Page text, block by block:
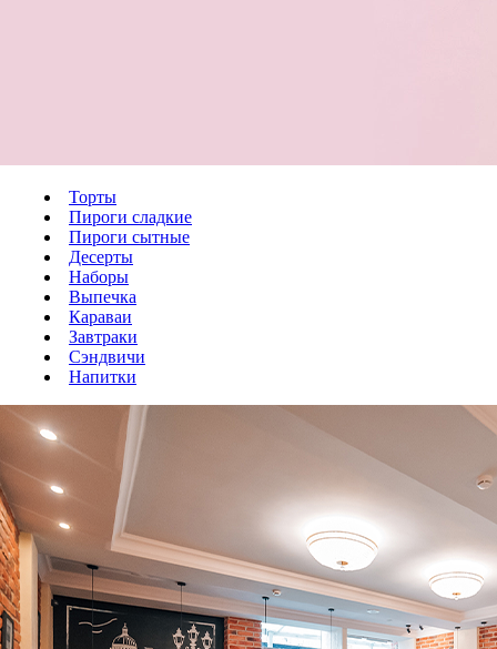
Торты
Пироги сладкие
Пироги сытные
Десерты
Наборы
Выпечка
Караваи
Завтраки
Сэндвичи
Напитки